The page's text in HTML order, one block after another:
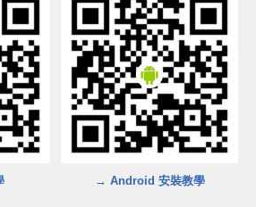
→ Android 安裝教學